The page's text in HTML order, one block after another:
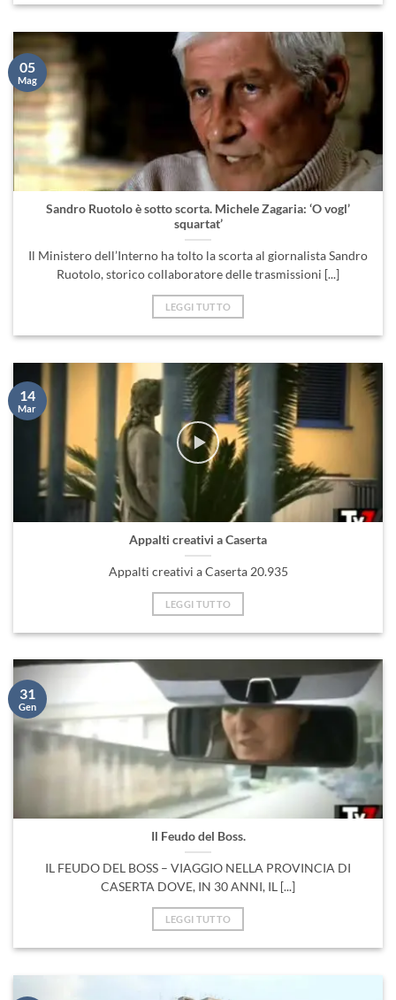
Sandro Ruotolo è sotto scorta. Michele Zagaria: ‘O vogl’
squartat’
Il Ministero dell’Interno ha tolto la scorta al giornalista Sandro
Ruotolo, storico collaboratore delle trasmissioni [...]
LEGGI TUTTO
05
Mag
Appalti creativi a Caserta
Appalti creativi a Caserta 20.935
LEGGI TUTTO
14
Mar
Il Feudo del Boss.
IL FEUDO DEL BOSS – VIAGGIO NELLA PROVINCIA DI
CASERTA DOVE, IN 30 ANNI, IL [...]
LEGGI TUTTO
31
Gen